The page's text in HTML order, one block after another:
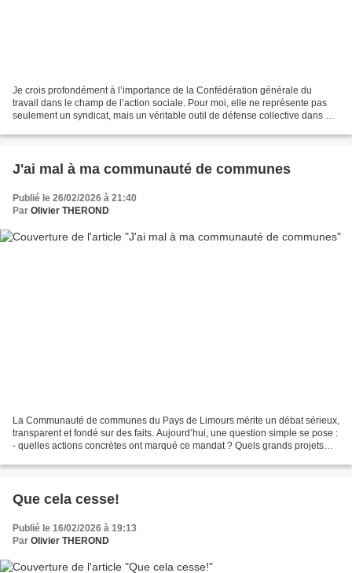
Je crois profondément à l’importance de la Confédération générale du
travail dans le champ de l’action sociale. Pour moi, elle ne représente pas
seulement un syndicat, mais un véritable outil de défense collective dans un
J'ai mal à ma communauté de communes
Publié le 26/02/2026 à 21:40
Par Olivier THEROND
La Communauté de communes du Pays de Limours mérite un débat sérieux,
transparent et fondé sur des faits. Aujourd’hui, une question simple se pose :
- quelles actions concrètes ont marqué ce mandat ? Quels grands projets
Que cela cesse!
Publié le 16/02/2026 à 19:13
Par Olivier THEROND